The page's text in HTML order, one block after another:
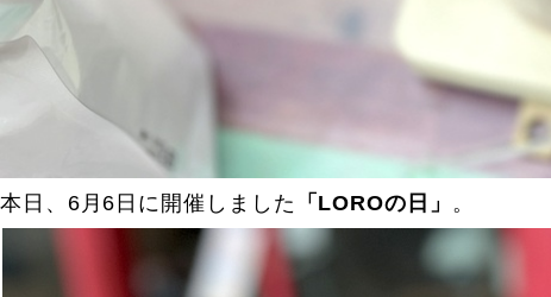
本日、6月6日に開催しました 「LOROの日」 。